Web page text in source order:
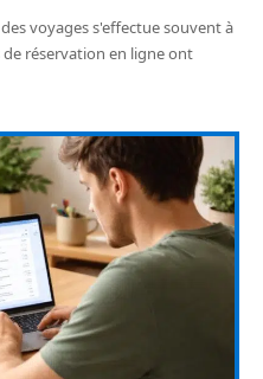
voyages s'effectue souvent à
réservation en ligne ont